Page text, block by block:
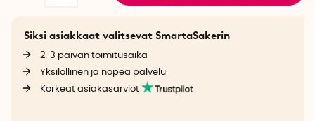
Siksi asiakkaat valitsevat SmartaSakerin
2-3 päivän toimitusaika
Yksilöllinen ja nopea palvelu
Korkeat asiakasarviot